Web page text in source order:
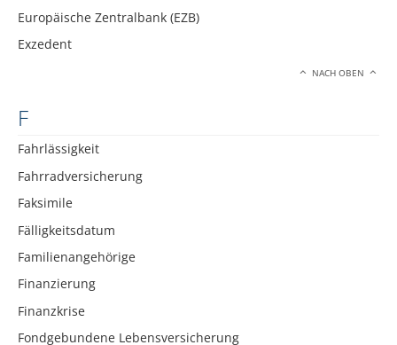
Europäische Zentralbank (EZB)
Exzedent
NACH OBEN
F
Fahrlässigkeit
Fahrradversicherung
Faksimile
Fälligkeitsdatum
Familienangehörige
Finanzierung
Finanzkrise
Fondgebundene Lebensversicherung